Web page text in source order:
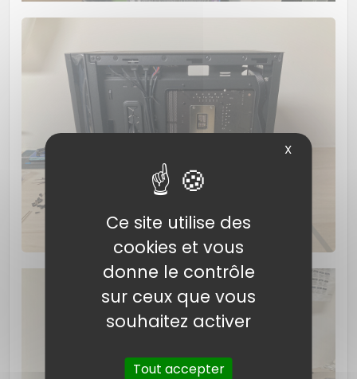
X
Ce site utilise des
cookies et vous
donne le contrôle
sur ceux que vous
souhaitez activer
Tout accepter